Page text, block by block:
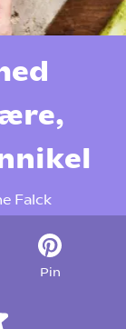
Falck
Pin